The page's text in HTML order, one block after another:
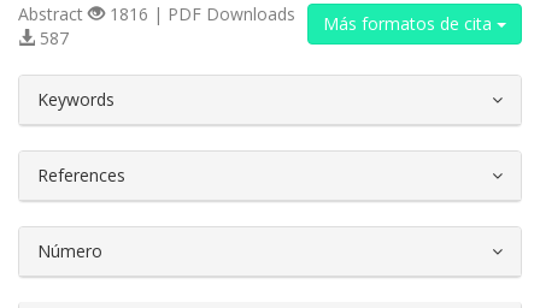
Más formatos de cita
Abstract
1816 | PDF Downloads
587
Keywords
References
Número